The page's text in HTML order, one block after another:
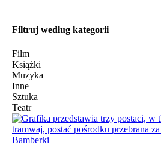
Filtruj według kategorii
Film
Książki
Muzyka
Inne
Sztuka
Teatr